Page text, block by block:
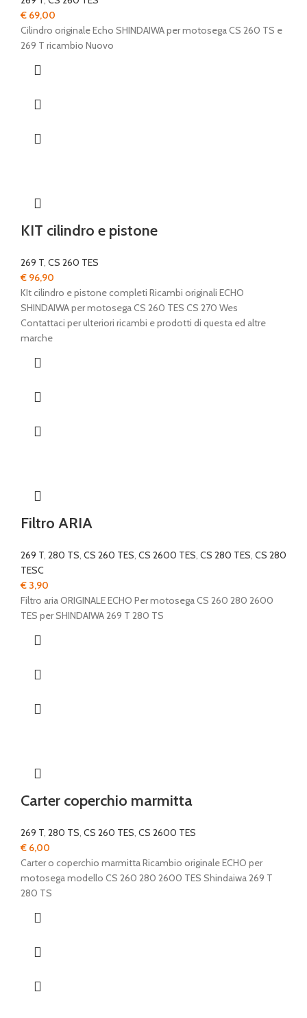
€ 69,00
Cilindro originale Echo SHINDAIWA per motosega CS 260 TS e
269 T ricambio Nuovo
KIT cilindro e pistone
269 T, CS 260 TES
€ 96,90
KIt cilindro e pistone completi Ricambi originali ECHO
SHINDAIWA per motosega CS 260 TES CS 270 Wes
Contattaci per ulteriori ricambi e prodotti di questa ed altre
marche
Filtro ARIA
269 T, 280 TS, CS 260 TES, CS 2600 TES, CS 280 TES, CS 280
TESC
€ 3,90
Filtro aria ORIGINALE ECHO Per motosega CS 260 280 2600
TES per SHINDAIWA 269 T 280 TS
Carter coperchio marmitta
269 T, 280 TS, CS 260 TES, CS 2600 TES
€ 6,00
Carter o coperchio marmitta Ricambio originale ECHO per
motosega modello CS 260 280 2600 TES Shindaiwa 269 T
280 TS